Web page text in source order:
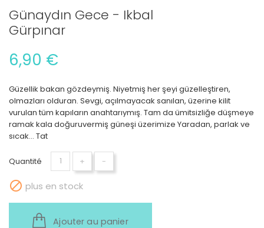
Günaydın Gece - Ikbal
Gürpınar
6,90 €
Güzellik bakan gözdeymiş. Niyetmiş her şeyi güzelleştiren,
olmazları olduran. Sevgi, açılmayacak sanılan, üzerine kilit
vurulan tüm kapıların anahtarıymış. Tam da ümitsizliğe düşmeye
ramak kala doğuruvermiş güneşi üzerimize Yaradan, parlak ve
sıcak... Tat
Quantité + -
 plus en stock
Ajouter au panier